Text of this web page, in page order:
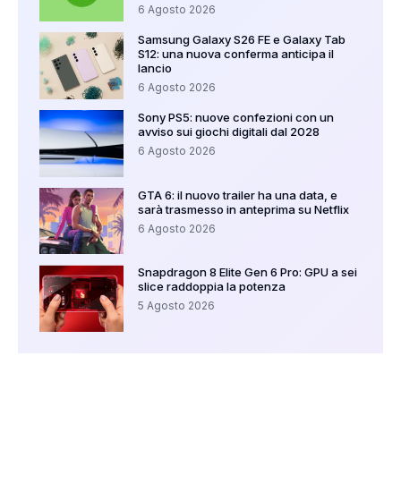
6 Agosto 2026
Samsung Galaxy S26 FE e Galaxy Tab
S12: una nuova conferma anticipa il
lancio
6 Agosto 2026
Sony PS5: nuove confezioni con un
avviso sui giochi digitali dal 2028
6 Agosto 2026
GTA 6: il nuovo trailer ha una data, e
sarà trasmesso in anteprima su Netflix
6 Agosto 2026
Snapdragon 8 Elite Gen 6 Pro: GPU a sei
slice raddoppia la potenza
5 Agosto 2026